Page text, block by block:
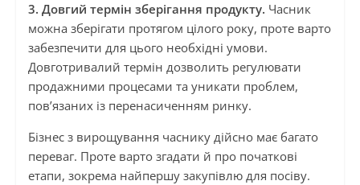
3. Довгий термін зберігання продукту. Часник
можна зберігати протягом цілого року, проте варто
забезпечити для цього необхідні умови.
Довготривалий термін дозволить регулювати
продажними процесами та уникати проблем,
пов’язаних із перенасиченням ринку.
Бізнес з вирощування часнику дійсно має багато
переваг. Проте варто згадати й про початкові
етапи, зокрема найпершу закупівлю для посіву.